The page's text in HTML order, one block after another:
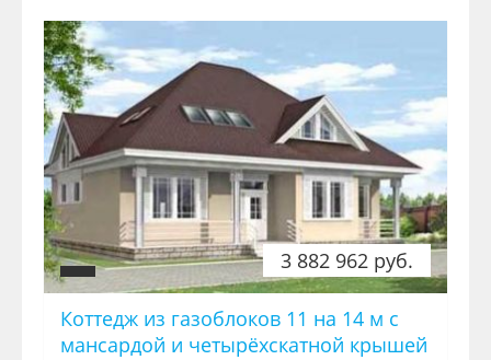
3 882 962 руб.
Коттедж из газоблоков 11 на 14 м с
мансардой и четырёхскатной крышей